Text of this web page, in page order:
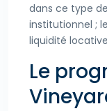
dans ce type
institutionnel ;
liquidité
Le